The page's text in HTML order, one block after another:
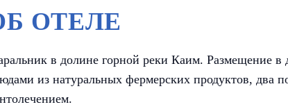
ОТЕЛЕ
в долине горной реки Каим. Размещение в
из натуральных фермерских продуктов, два